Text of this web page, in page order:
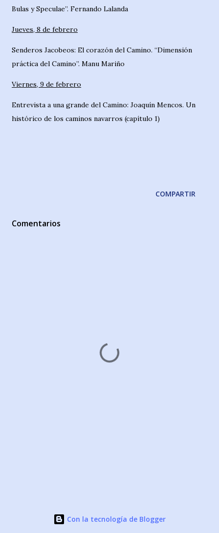
Bulas y Speculae”. Fernando Lalanda
Jueves, 8 de febrero
Senderos Jacobeos: El corazón del Camino. “Dimensión
práctica del Camino”. Manu Mariño
Viernes, 9 de febrero
Entrevista a una grande del Camino: Joaquín Mencos. Un
histórico de los caminos navarros (capítulo 1)
COMPARTIR
Comentarios
Con la tecnología de Blogger